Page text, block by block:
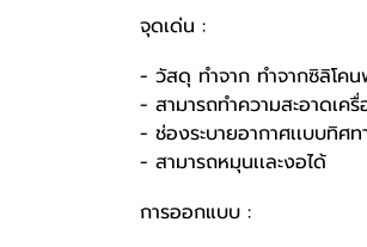
จุดเด่น :
- วัสดุ ทำจาก ทำจากซิลิโค
- สามารถทำความสะอาดเ
- ช่องระบายอากาศเเบบทิศ
- สามารถหมุนเเละงอได้
การออกแบบ :